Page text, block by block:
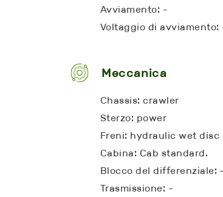
Avviamento: -
Voltaggio di avviamento:
Meccanica
Chassis: crawler
Sterzo: power
Freni: hydraulic wet disc
Cabina: Cab standard.
Blocco del differenziale: -
Trasmissione: -